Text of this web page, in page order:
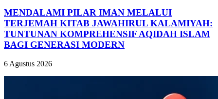
MENDALAMI PILAR IMAN MELALUI
TERJEMAH KITAB JAWAHIRUL KALAMIYAH:
TUNTUNAN KOMPREHENSIF AQIDAH ISLAM
BAGI GENERASI MODERN
6 Agustus 2026